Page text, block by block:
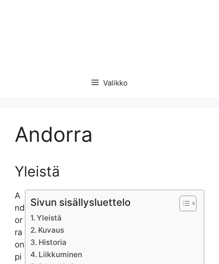
Valikko
Andorra
Yleistä
Sivun sisällysluettelo
Yleistä
Kuvaus
Historia
Liikkuminen
A
nd
or
ra
on
pi